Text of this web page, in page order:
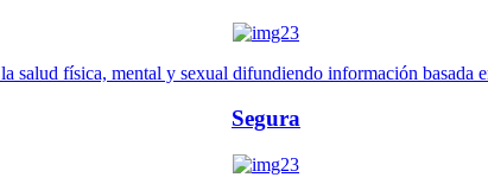
salud física, mental y sexual difundiendo información
Segura